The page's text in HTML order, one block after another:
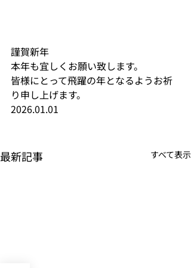
謹賀新年
本年も宜しくお願い致します。
皆様にとって飛躍の年となるようお祈
り申し上げます。
2026.01.01
最新記事 すべて表示